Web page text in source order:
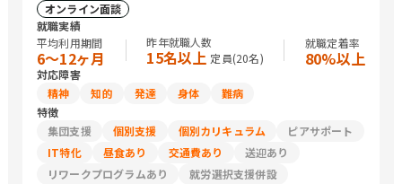
オンライン面談
就職実績
平均利用期間
6〜12ヶ月
昨年就職人数
15名以上 定員(20名)
就職定着率
80%以上
対応障害
精神
知的 発達 身体
難病
特徴
集団支援
個別支援 個別カリキュラム
ピアサポート
IT特化
昼食あり 交通費あり
送迎あり
リワークプログラムあり
就労選択支援併設